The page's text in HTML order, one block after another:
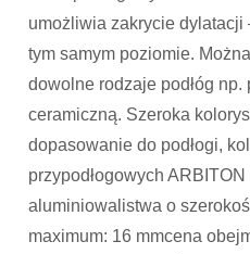
umożliwia zakrycie dylatacji
tym samym poziomie.
dowolne rodzaje podłóg np.
ceramiczną. Szeroka
dopasowanie do podłogi,
przypodłogowych
aluminiowalistwa o
maximum: 16 mmcena